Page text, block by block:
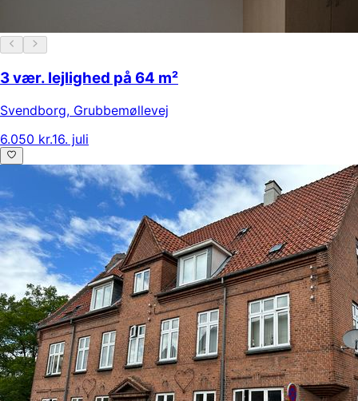
3 vær. lejlighed på 64 m²
Svendborg, Grubbemøllevej
6.050 kr.16. juli